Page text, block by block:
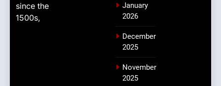
since the
1500s,
January
2026
December
2025
November
2025